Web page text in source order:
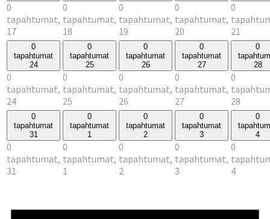
0
tapahtumat,
17
0
tapahtumat,
18
0
tapahtumat,
19
0
tapahtumat,
20
0
21
0
tapahtumat
24
0
tapahtumat,
24
0
tapahtumat
25
0
tapahtumat,
25
0
tapahtumat
26
0
tapahtumat,
26
0
tapahtumat
27
0
tapahtumat,
27
0
28
0
28
0
tapahtumat
31
0
tapahtumat,
31
0
tapahtumat
1
0
tapahtumat,
1
0
tapahtumat
2
0
tapahtumat,
2
0
tapahtumat
3
0
tapahtumat,
3
0
4
0
4